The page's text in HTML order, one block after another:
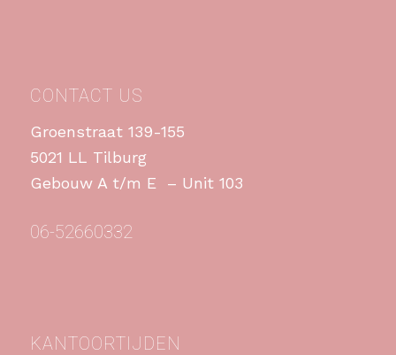
CONTACT US
Groenstraat 139-155
5021 LL Tilburg
Gebouw A t/m E – Unit 103
06-52660332
KANTOORTIJDEN